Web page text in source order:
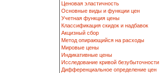
Ценовая эластичность
Основные виды и функции цен
Учетная функция цены
Классификация скидок и надбавок
Акцизный сбор
Метод опирающийся на расходы
Мировые цены
Индикативные цены
Исследование кривой безубыточности
Дифференциальное определение цен